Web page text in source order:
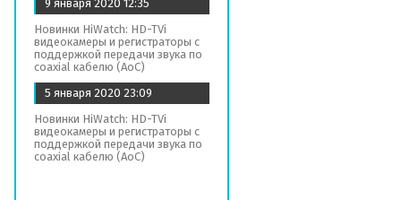
9 января 2020 12:35
Новинки HiWatch: HD-TVi
видеокамеры и регистраторы с
поддержкой передачи звука по
coaxial кабелю (AoC)
5 января 2020 23:09
Новинки HiWatch: HD-TVi
видеокамеры и регистраторы с
поддержкой передачи звука по
coaxial кабелю (AoC)